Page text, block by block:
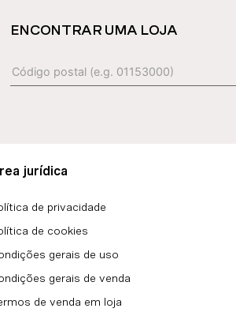
ENCONTRAR UMA LOJA
jurídica
de privacidade
de cookies
gerais de uso
gerais de venda
de venda em loja